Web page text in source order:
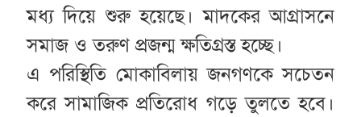
মধ্য দিয়ে শুরু হয়েছে। মাদকের আগ্রাসনে
সমাজ ও তরুণ প্রজন্ম ক্ষতিগ্রস্ত হচ্ছে।
এ পরিস্থিতি মোকাবিলায় জনগণকে সচেতন
করে সামাজিক প্রতিরোধ গড়ে তুলতে হবে।